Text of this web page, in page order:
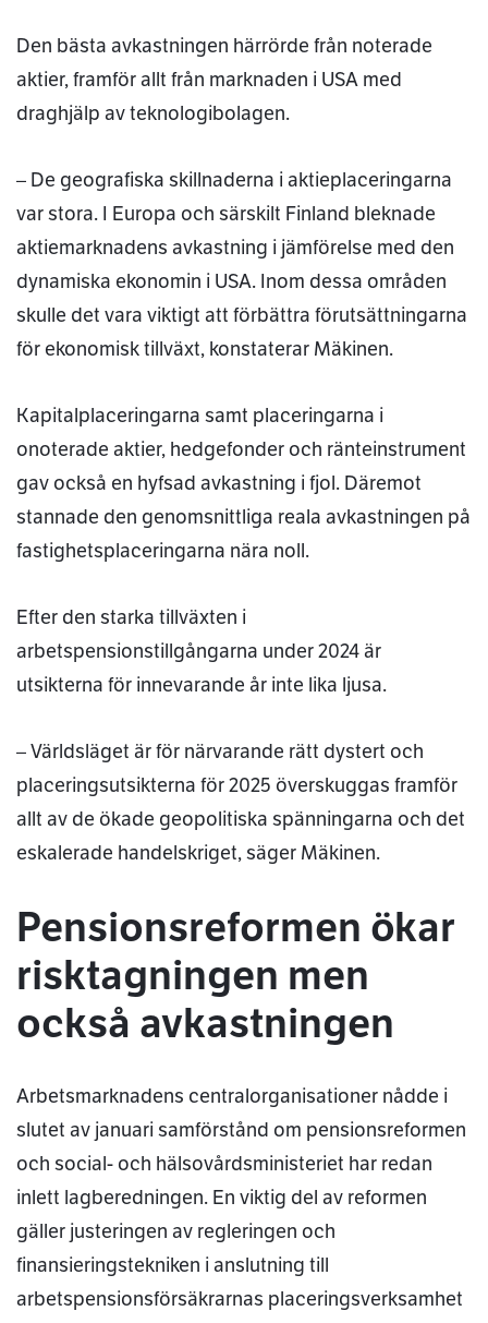
Den bästa avkastningen härrörde från noterade
aktier, framför allt från marknaden i USA med
draghjälp av teknologibolagen.
– De geografiska skillnaderna i aktieplaceringarna
var stora. I Europa och särskilt Finland bleknade
aktiemarknadens avkastning i jämförelse med den
dynamiska ekonomin i USA. Inom dessa områden
skulle det vara viktigt att förbättra förutsättningarna
för ekonomisk tillväxt, konstaterar Mäkinen.
Kapitalplaceringarna samt placeringarna i
onoterade aktier, hedgefonder och ränteinstrument
gav också en hyfsad avkastning i fjol. Däremot
stannade den genomsnittliga reala avkastningen på
fastighetsplaceringarna nära noll.
Efter den starka tillväxten i
arbetspensionstillgångarna under 2024 är
utsikterna för innevarande år inte lika ljusa.
– Världsläget är för närvarande rätt dystert och
placeringsutsikterna för 2025 överskuggas framför
allt av de ökade geopolitiska spänningarna och det
eskalerade handelskriget, säger Mäkinen.
Pensionsreformen ökar
risktagningen men
också avkastningen
Arbetsmarknadens centralorganisationer nådde i
slutet av januari samförstånd om pensionsreformen
och social- och hälsovårdsministeriet har redan
inlett lagberedningen. En viktig del av reformen
gäller justeringen av regleringen och
finansieringstekniken i anslutning till
arbetspensionsförsäkrarnas placeringsverksamhet